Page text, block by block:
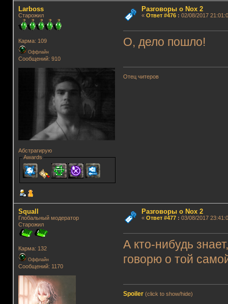
Lаrboss
Старожил
Карма: 109
Оффлайн
Сообщений: 910
Абстрагирую
Awards
Разговоры о Nox 2
« Ответ #476: 02/08/2017
О, дело пошло!
Отец читеров
Squall
Глобальный модератор
Старожил
Карма: 132
Оффлайн
Сообщений: 1170
Разговоры о Nox 2
« Ответ #477: 03/08/2017
А кто-нибудь
говорю о той
Spoiler (click to show/hide)